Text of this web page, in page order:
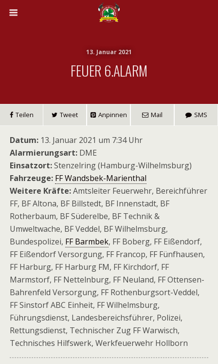
13. Januar 2021
FEUER 6.ALARM
Teilen Tweet Anpinnen Mail SMS
Datum: 13. Januar 2021 um 7:34 Uhr
Alarmierungsart: DME
Einsatzort:Stenzelring (Hamburg-Wilhelmsburg)
Fahrzeuge: FF Wandsbek-Marienthal
Weitere Kräfte:Amtsleiter Feuerwehr, Bereichführer
FF, BF Altona, BF Billstedt, BF Innenstadt, BF
Rotherbaum, BF Süderelbe, BF Technik &
Umweltwache, BF Veddel, BF Wilhelmsburg,
Bundespolizei, FF Barmbek, FF Boberg, FF Eißendorf,
FF Eißendorf Versorgung, FF Francop, FF Fünfhausen,
FF Harburg, FF Harburg FM, FF Kirchdorf, FF
Marmstorf, FF Nettelnburg, FF Neuland, FF Ottensen-
Bahrenfeld Versorgung, FF Rothenburgsort-Veddel,
FF Sinstorf ABC Einheit, FF Wilhelmsburg,
Führungsdienst, Landesbereichsführer, Polizei,
Rettungsdienst, Technischer Zug FF Warwisch,
Technisches Hilfswerk, Werkfeuerwehr Hollborn